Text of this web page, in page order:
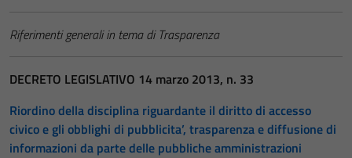
Riferimenti generali in tema di Trasparenza
DECRETO LEGISLATIVO 14 marzo 2013, n. 33
Riordino della disciplina riguardante il diritto di accesso
civico e gli obblighi di pubblicita’, trasparenza e diffusione di
informazioni da parte delle pubbliche amministrazioni